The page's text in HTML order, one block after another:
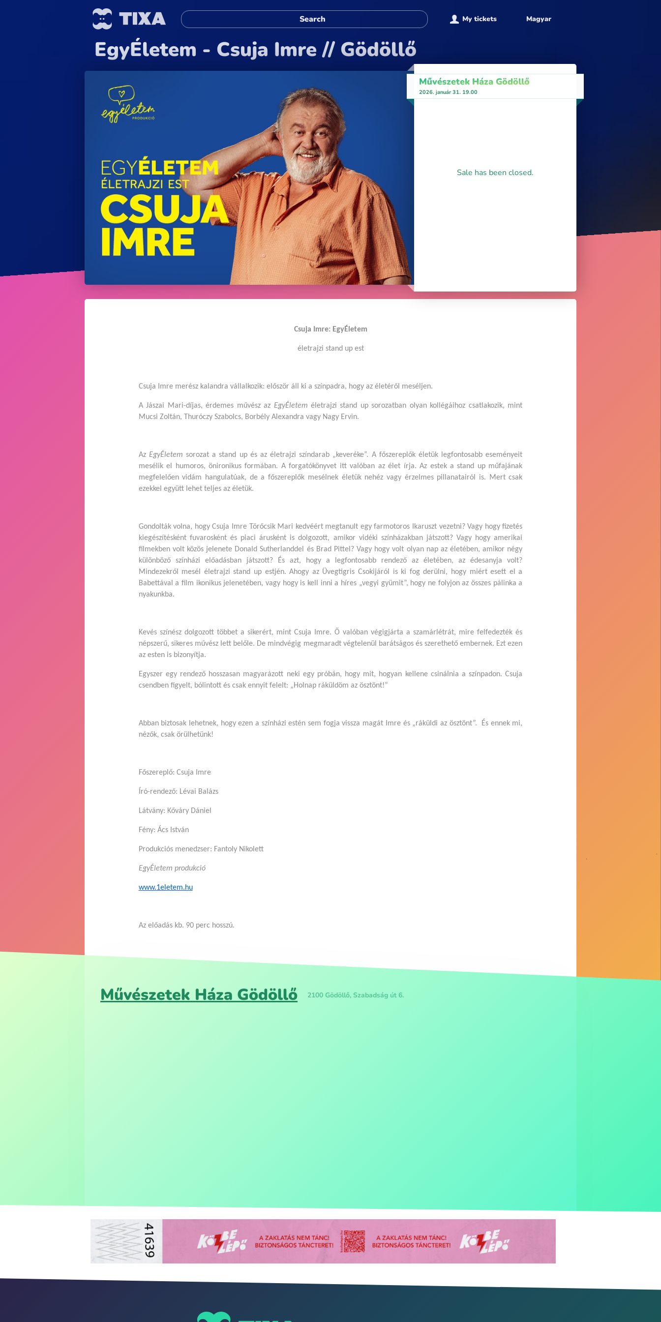
My tickets Magyar
EgyÉletem - Csuja Imre // Gödöllő
Művészetek Háza Gödöllő
2026. január 31. 19.00
Sale has been closed.
Csuja Imre: EgyÉletem
életrajzi stand up est
Csuja Imre merész kalandra vállalkozik: először áll ki a színpadra, hogy az életéről meséljen.
A Jászai Mari-díjas, érdemes művész az EgyÉletem életrajzi stand up sorozatban olyan kollégáihoz csatlakozik, mint
Mucsi Zoltán, Thuróczy Szabolcs, Borbély Alexandra vagy Nagy Ervin.
Az EgyÉletem sorozat a stand up és az életrajzi színdarab „keveréke”. A főszereplők életük legfontosabb eseményeit
mesélik el humoros, önironikus formában. A forgatókönyvet itt valóban az élet írja. Az estek a stand up műfajának
megfelelően vidám hangulatúak, de a főszereplők mesélnek életük nehéz vagy érzelmes pillanatairól is. Mert csak
ezekkel együtt lehet teljes az életük.
Gondolták volna, hogy Csuja Imre Törőcsik Mari kedvéért megtanult egy farmotoros Ikaruszt vezetni? Vagy hogy fizetés
kiegészítésként fuvarosként és piaci árusként is dolgozott, amikor vidéki színházakban játszott? Vagy hogy amerikai
filmekben volt közös jelenete Donald Sutherlanddel és Brad Pittel? Vagy hogy volt olyan nap az életében, amikor négy
különböző színházi előadásban játszott? És azt, hogy a legfontosabb rendező az életében, az édesanyja volt?
Mindezekről mesél életrajzi stand up estjén. Ahogy az Üvegtigris Csokijáról is ki fog derülni, hogy miért esett el a
Babettával a film ikonikus jelenetében, vagy hogy is kell inni a híres „vegyi gyümit”, hogy ne folyjon az összes pálinka a
nyakunkba.
Kevés színész dolgozott többet a sikerért, mint Csuja Imre. Ő valóban végigjárta a szamárlétrát, mire felfedezték és
népszerű, sikeres művész lett belőle. De mindvégig megmaradt végtelenül barátságos és szerethető embernek. Ezt ezen
az esten is bizonyítja.
Egyszer egy rendező hosszasan magyarázott neki egy próbán, hogy mit, hogyan kellene csinálnia a színpadon. Csuja
csendben figyelt, bólintott és csak ennyit felelt: „Holnap ráküldöm az ösztönt!”
Abban biztosak lehetnek, hogy ezen a színházi estén sem fogja vissza magát Imre és „ráküldi az ösztönt”. És ennek mi,
nézők, csak örülhetünk!
Főszereplő: Csuja Imre
Író-rendező: Lévai Balázs
Látvány: Kőváry Dániel
Fény: Ács István
Produkciós menedzser: Fantoly Nikolett
EgyÉletem produkció
www.1eletem.hu
Az előadás kb. 90 perc hosszú.
Művészetek Háza Gödöllő 2100 Gödöllő, Szabadság út 6.